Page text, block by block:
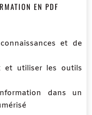
EN PDF
et de
et utiliser les outils
dans un